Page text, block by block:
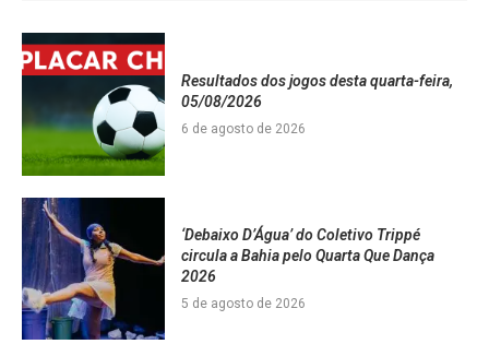
Resultados dos jogos desta quarta-feira,
05/08/2026
6 de agosto de 2026
‘Debaixo D’Água’ do Coletivo Trippé
circula a Bahia pelo Quarta Que Dança
2026
5 de agosto de 2026